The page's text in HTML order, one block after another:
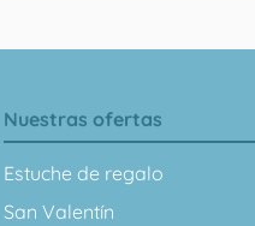
Nuestras ofertas
Estuche de regalo
San Valentín